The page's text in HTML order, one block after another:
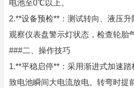
电池至0℃以上。
2.**设备预检**：测试转向、液压升
观察仪表盘警示灯状态，检查轮胎
###二、操作技巧
1.**平稳启停**：采用渐进式加速
致电池瞬间大电流放电。转弯时提